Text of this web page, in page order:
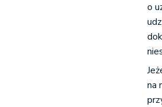
o
na